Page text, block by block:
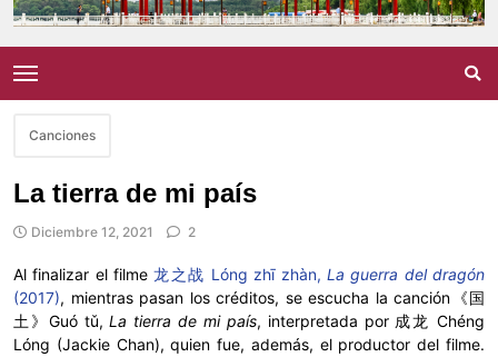
Canciones
La tierra de mi país
Diciembre 12, 2021 2
Al finalizar el filme龙之战 Lóng zhī zhàn, La guerra del dragón
(2017), mientras pasan los créditos, se escucha la canción《国
土》Guó tǔ,La tierra de mi país, interpretada por 成龙 Chéng
Lóng (Jackie Chan), quien fue, además, el productor del filme.